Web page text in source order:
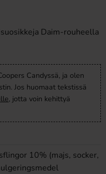
Daim-rouheella
Candyssä, ja olen
Jos huomaat tekstissä
, jotta voin kehittyä
10% (majs, socker,